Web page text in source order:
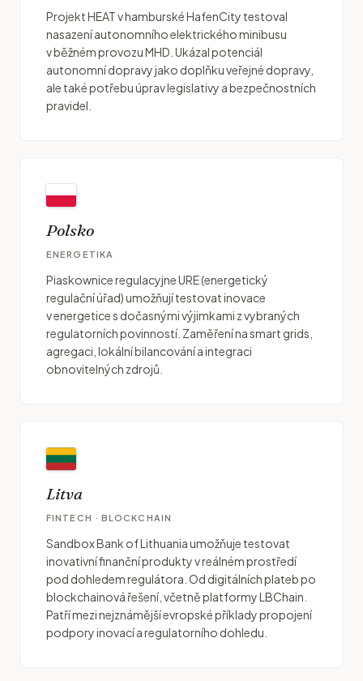
Projekt HEAT v hamburské HafenCity testoval
nasazení autonomního elektrického minibusu
v běžném provozu MHD. Ukázal potenciál
autonomní dopravy jako doplňku veřejné dopravy,
ale také potřebu úprav legislativy a bezpečnostních
pravidel.
Polsko
ENERGETIKA
Piaskownice regulacyjne URE (energetický
regulační úřad) umožňují testovat inovace
v energetice s dočasnými výjimkami z vybraných
regulatorních povinností. Zaměření na smart grids,
agregaci, lokální bilancování a integraci
obnovitelných zdrojů.
Litva
FINTECH · BLOCKCHAIN
Sandbox Bank of Lithuania umožňuje testovat
inovativní finanční produkty v reálném prostředí
pod dohledem regulátora. Od digitálních plateb po
blockchainová řešení, včetně platformy LBChain.
Patří mezi nejznámější evropské příklady propojení
podpory inovací a regulatorního dohledu.